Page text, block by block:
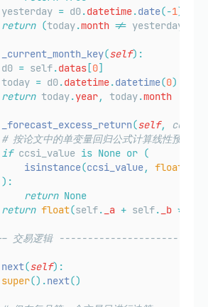
= d0.datetime.date(-1)
return (today.month != yesterday
_current_month_key(self):
= self.datas [0]
= d0.datetime.datetime(0)
return today.year, today.month
_forecast_excess_return(self,
# 按论文中的单变量回归公式计算线性预测值
if ccsi_value is None or (
isinstance(ccsi_value, float
):
return None
return float(self. _a + self. _b *
交易逻辑
next(self):
super().next()